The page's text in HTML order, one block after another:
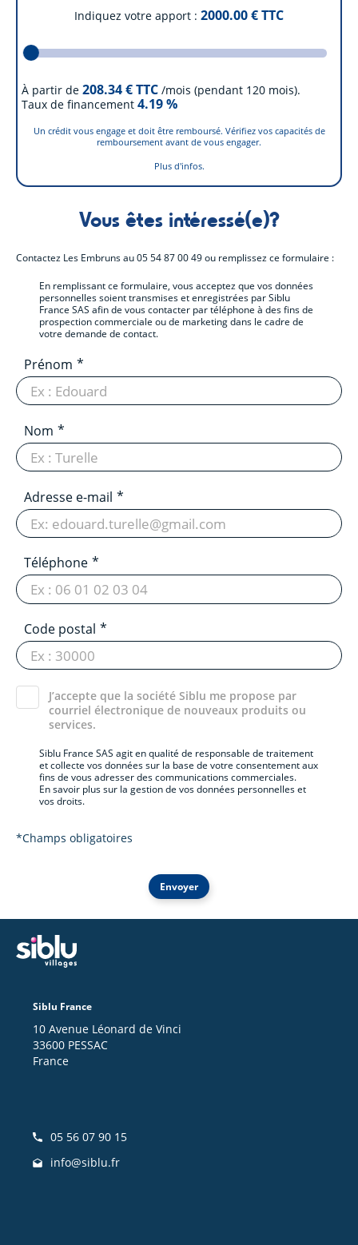
Indiquez votre apport 2000.00€ TTC
À partir de 208.34€ TTC /mois (pendant 120 mois).
Taux de financement 4.19%
Un crédit vous engage et doit être remboursé. Vérifiez vos capacités de
remboursement avant de vous engager.
Plus d'infos.
Vous êtes intéressé(e)?
Contactez Les Embrunsau05 54 87 00 49ou remplissez ce formulaire :
En remplissant ce formulaire, vous acceptez que vos données
personnelles soient transmises et enregistrées par Siblu
France SAS afin de vous contacter par téléphone à des fins de
prospection commerciale ou de marketing dans le cadre de
votre demande de contact.
Prénom
Nom
Adresse e-mail
Téléphone
Code postal
J’accepte que la société Siblu me propose par
courriel électronique de nouveaux produits ou
services.
Siblu France SAS agit en qualité de responsable de traitement
et collecte vos données sur la base de votre consentement aux
fins de vous adresser des communications commerciales.
En savoir plus sur la gestion de vos données personnelles et
vos droits.
*Champs obligatoires
Envoyer
Siblu France
10 Avenue Léonard de Vinci
33600 PESSAC
France
05 56 07 90 15
info@siblu.fr